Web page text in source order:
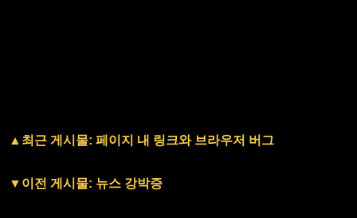
▲최근 게시물: 페이지 내 링크와 브라우저 버그
▼이전 게시물: 뉴스 강박증